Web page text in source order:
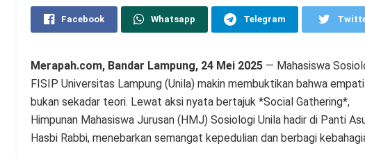
Facebook Whatsapp Telegram
Merapah.com, Bandar Lampung, 24 Mei 2025— Mahasiswa
FISIP Universitas Lampung (Unila) makin membuktikan bahwa
bukan sekadar teori. Lewat aksi nyata bertajuk *Social Gathering*,
Himpunan Mahasiswa Jurusan (HMJ) Sosiologi Unila hadir di Panti
Hasbi Rabbi, menebarkan semangat kepedulian dan berbagi